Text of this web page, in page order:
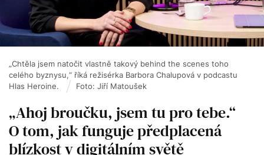
„Chtěla jsem natočit vlastně takový behind the scenes toho
celého byznysu,“ říká režisérka Barbora Chalupová v podcastu
Hlas Heroine.
Foto: Jiří Matoušek
„Ahoj broučku, jsem tu pro tebe.“
O tom, jak funguje předplacená
blízkost v digitálním světě